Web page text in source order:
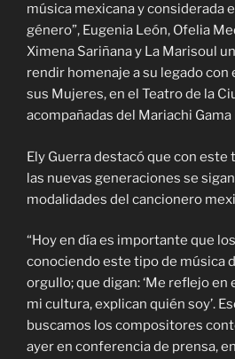
música mexicana y considerada
género”, Eugenia León, Ofelia
Ximena Sariñana y La Marisoul
rendir homenaje a su legado con
sus Mujeres, en el Teatro de la
acompañadas del Mariachi Gama
Ely Guerra destacó que con
las nuevas generaciones se
modalidades del cancionero
“Hoy en día es importante que
conociendo este tipo de música
orgullo; que digan: ‘Me reflejo en
mi cultura, explican quién soy’.
buscamos los compositores
ayer en conferencia de prensa,